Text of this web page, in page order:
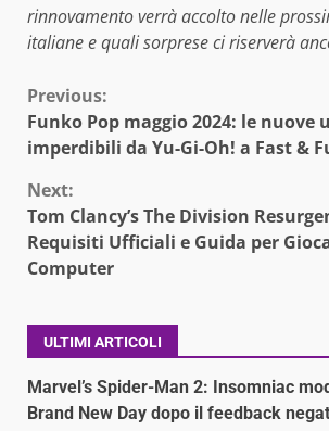
rinnovamento verrà accolto nelle
italiane e quali sorprese ci riserverà
Continue
Reading
Previous:
Funko Pop maggio 2024: le nuove
imperdibili da Yu-Gi-Oh! a Fast &
Next:
Tom Clancy’s The Division
Requisiti Ufficiali e Guida per
Computer
ULTIMI ARTICOLI
Marvel’s Spider-Man 2: Insomniac
Brand New Day dopo il feedback